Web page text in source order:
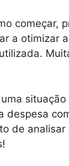
começar,
a otimizar
despesa
de